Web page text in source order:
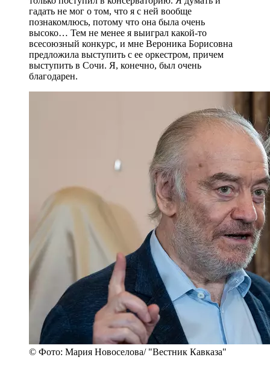
гадать не мог о том, что я с ней вообще
познакомлюсь, потому что она была очень
высоко… Тем не менее я выиграл какой-то
всесоюзный конкурс, и мне Вероника Борисовна
предложила выступить с ее оркестром, причем
выступить в Сочи. Я, конечно, был очень
благодарен.
© Фото: Мария Новоселова/ "Вестник Кавказа"